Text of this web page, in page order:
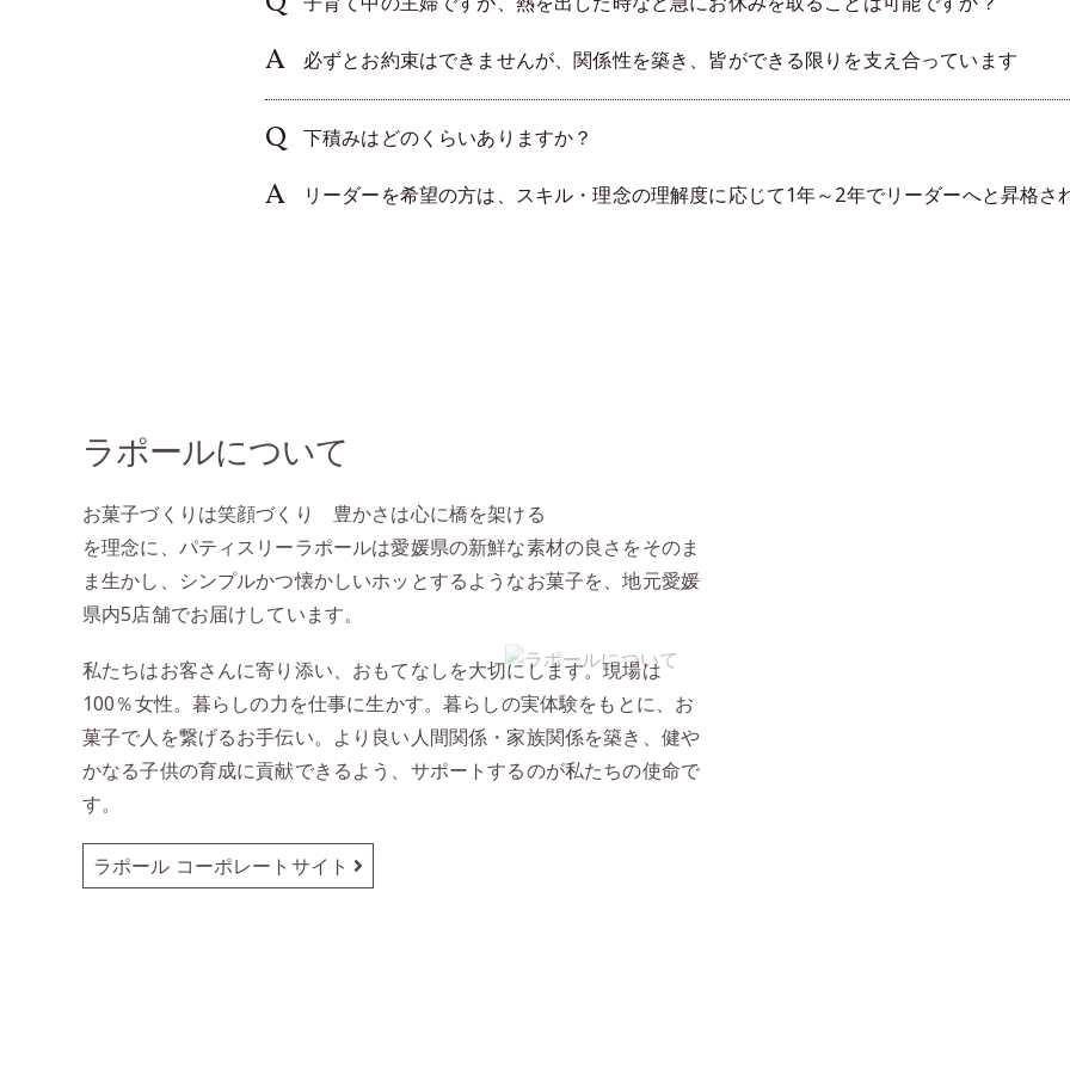
必ずとお約束はできませんが、関係性を築き、皆ができる限りを支え合っています
下積みはどのくらいありますか？
リーダーを希望の方は、スキル・理念の理解度に応じて1年～2年でリーダーへと昇格さ
ラポールについて
お菓子づくりは笑顔づくり 豊かさは心に橋を架ける
を理念に、パティスリーラポールは愛媛県の新鮮な素材の良さをそのま
ま生かし、シンプルかつ懐かしいホッとするようなお菓子を、地元愛媛
県内5店舗でお届けしています。
私たちはお客さんに寄り添い、おもてなしを大切にします。現場は
100％女性。暮らしの力を仕事に生かす。暮らしの実体験をもとに、お
菓子で人を繋げるお手伝い。より良い人間関係・家族関係を築き、健や
かなる子供の育成に貢献できるよう、サポートするのが私たちの使命で
す。
ラポール コーポレートサイト